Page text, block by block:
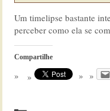
Um timelipse bastante
perceber como ela se
Compartilhe